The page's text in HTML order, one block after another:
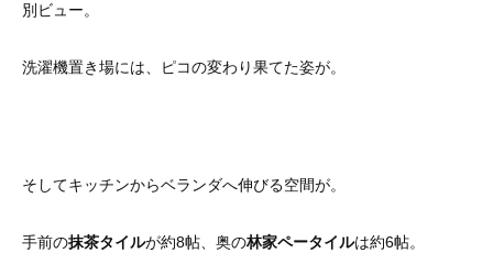
別ビュー。
洗濯機置き場には、ピコの変わり果てた姿が。
そしてキッチンからベランダへ伸びる空間が。
手前の抹茶タイルが約8帖、奥の林家ペータイルは約6帖。